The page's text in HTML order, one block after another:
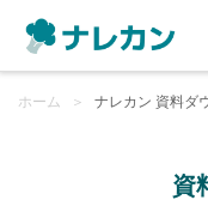
ご利用プラン
ホーム ＞ ナレカン 資料ダ
資